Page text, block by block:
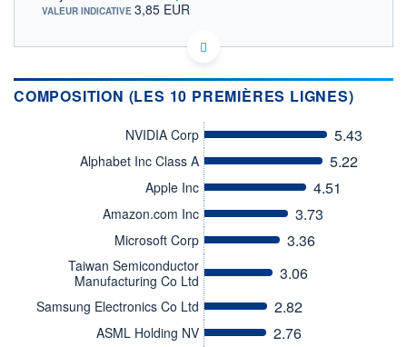
VALEUR INDICATIVE 3,85 EUR
IE00BL0BNC28 - Hermes Fund Managers Ireland Ltd
Consulter le prospectus / DIC
CATÉGORIE MORNINGSTAR
Actions Secteur Autres
FONDS PARTENAIRES
TARIFS PRIVILÉGIÉS 0%
COMPOSITION (LES 10 PREMIÈRES LIGNES)
NVIDIA Corp 5.43
Alphabet Inc Class A 5.22
Apple Inc 4.51
Amazon.com Inc 3.73
Microsoft Corp 3.36
Taiwan Semiconductor
Manufacturing Co Ltd
3.06
Samsung Electronics Co Ltd 2.82
ASML Holding NV 2.76